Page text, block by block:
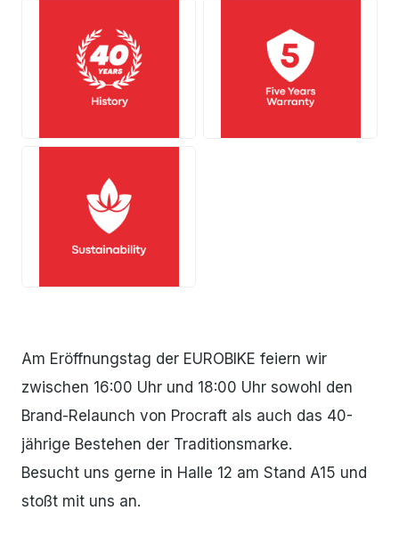
Am Eröffnungstag der EUROBIKE feiern wir
zwischen 16:00 Uhr und 18:00 Uhr sowohl den
Brand-Relaunch von Procraft als auch das 40-
jährige Bestehen der Traditionsmarke.
Besucht uns gerne in Halle 12 am Stand A15 und
stoßt mit uns an.